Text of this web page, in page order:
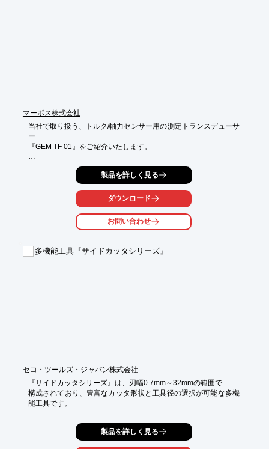
マーポス株式会社
当社で取り扱う、トルク/軸力センサー用の測定トランスデューサ
ー
『GEM TF 01』をご紹介いたします。
GENIOR MODULAR工具/プロセスモニタリングシステムのコン
DDU センサーシステムを接続するための製品。
トップハットレールモジュールで、供給電圧24V。
ご用命の際は、お気軽にお問い合わせください。
ポーネント
製品を詳しく見る
ダウンロード
お問い合わせ
多機能工具『サイドカッタシリーズ』
セコ・ツールズ・ジャパン株式会社
『サイドカッタシリーズ』は、刃幅0.7mm～32mmの範囲で
構成されており、豊富なカッタ形状と工具径の選択が可能な多機
能工具です。
機械加工時には加工プログラムへの追従性と複合加工性能を活か
溝加工および平面加工やカッターにより、ランピング加工および
製品を詳しく見る